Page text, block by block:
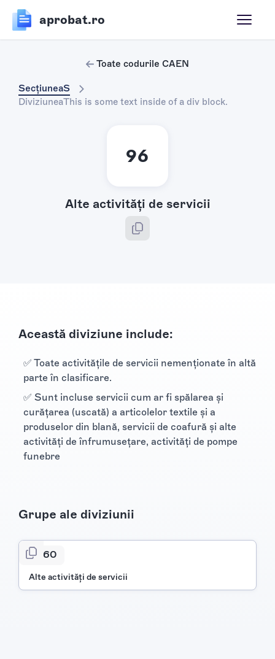
aprobat.ro
Toate codurile CAEN
SecțiuneaS
DiviziuneaThis is some text inside of a div block.
96
Alte activităţi de servicii
Această diviziune include:
✅ Toate activităţile de servicii nemenţionate în altă
parte în clasificare.
✅ Sunt incluse servicii cum ar fi spălarea şi
curăţarea (uscată) a articolelor textile şi a
produselor din blană, servicii de coafură şi alte
activităţi de înfrumuseţare, activităţi de pompe
funebre
Grupe ale diviziunii
960
Alte activităţi de servicii